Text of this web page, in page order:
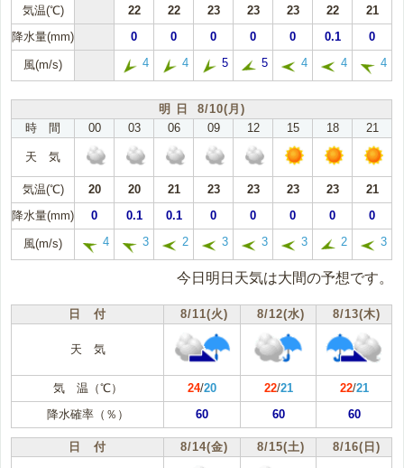
気温(℃) 22 22 23 23 23 22
21
降水量(mm)
0 0 0 0 0 0.1 0
風(m/s) 4 4 5 5 4 4 4
明 日 8/10(月)
時 間
00 03 06 09 12 15 18 21
天 気
気温(℃) 20 20 21 23 23 23 23
21
降水量(mm)
0 0.1 0.1 0 0 0 0 0
風(m/s) 4 3 2 3 3 3 2 3
今日明日天気は大間の予想です。
日 付 8/11(火) 8/12(水) 8/13(木)
天 気
気 温（℃） 24/20 22/21 22/21
降水確率（％）
60 60 60
日 付 8/14(金) 8/15(土) 8/16(日)